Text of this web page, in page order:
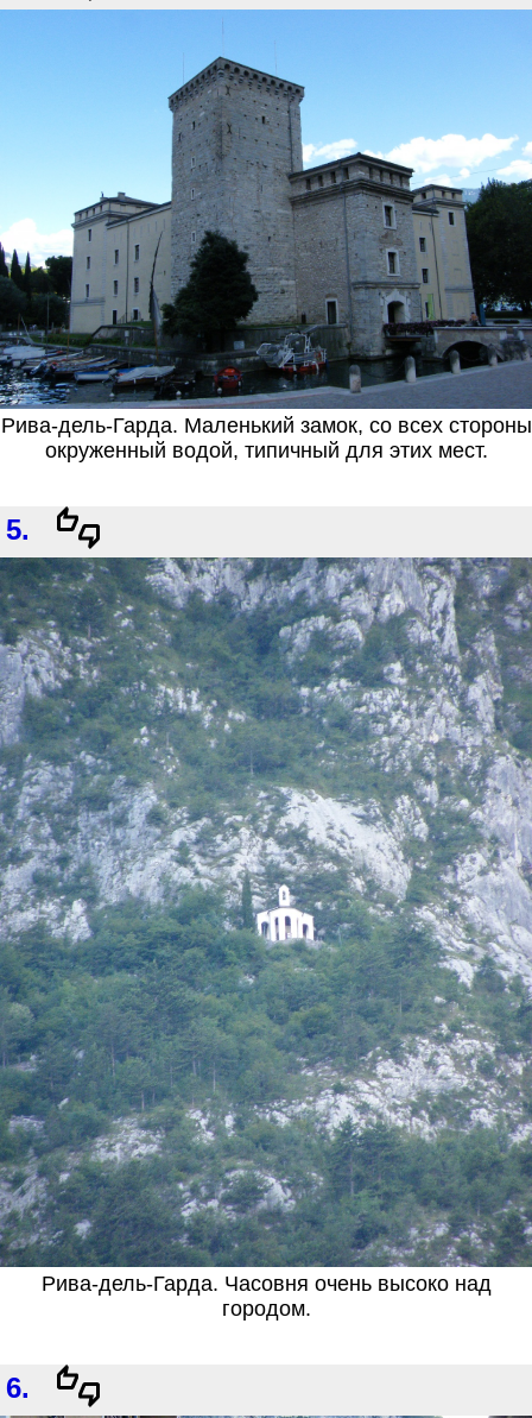
Рива-дель-Гарда. Маленький замок, со всех стороны
окруженный водой, типичный для этих мест.
5.
Рива-дель-Гарда. Часовня очень высоко над
городом.
6.